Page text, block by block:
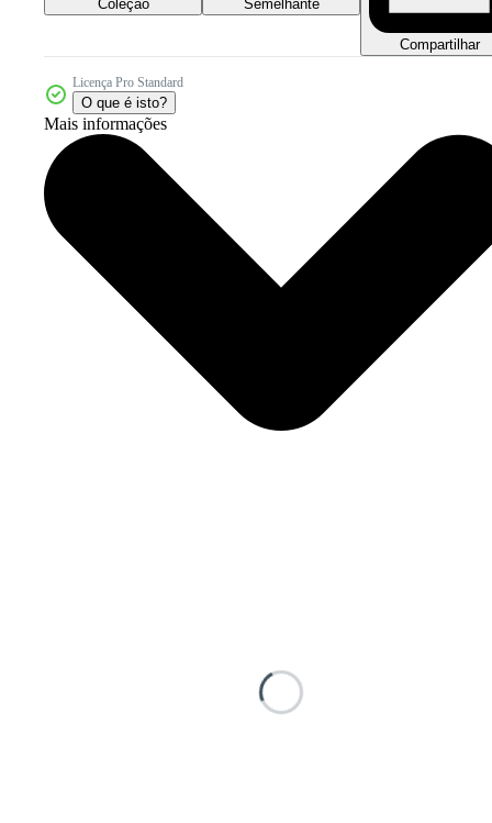
Coleção Semelhante
Compartilhar
Licença Pro Standard
O que é isto?
Mais informações